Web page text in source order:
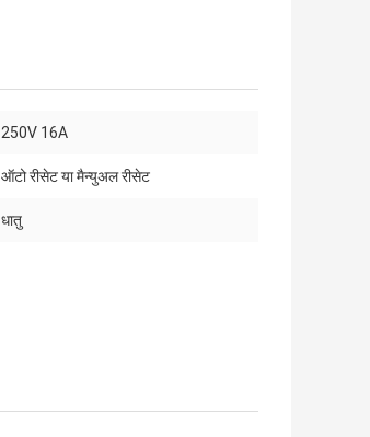
250V 16A
ऑटो रीसेट या मैन्युअल रीसेट
धातु